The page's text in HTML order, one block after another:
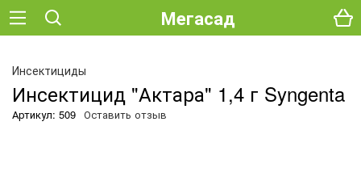
Мегасад
Инсектициды
Инсектицид "Актара" 1,4 г Syngenta
Артикул: 509 Оставить отзыв